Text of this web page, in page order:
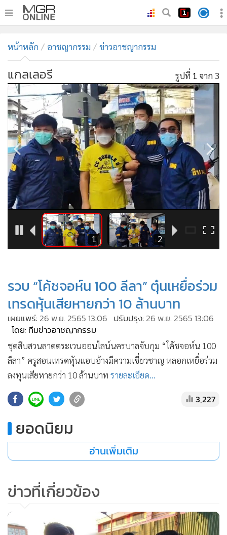
ทันเหตุการณ์
• ภาคใต้
• ภูมิภาค
• Online Section
• บันเทิง
• ผู้จัดการรายวัน
• คอลัมนิสต์
• ละคร
• CbizReview
• Cyber BIZ
• ผู้จัดกวน
Good health & Well-being
Green Innovation & SD
• Infographic
• การเมือง
• ท่องเที่ยว
• ต่างประเทศ
Special Scoop
เศรษฐกิจ-ธุรกิจ
• จีน
อาชญากรรม
• เกม
• SMEs
•
หุ้น
• อินโดจีน
รวบ “โค้ชจอห์น 100 ลีลา” ตุ๋นเหยื่อร่วม
เทรดหุ้นเสียหายกว่า 10 ล้านบาท
เผยแพร่: 26 พ.ย. 2565 13:06 ปรับปรุง: 26 พ.ย. 2565 13:06
โดย: ทีมข่าวอาชญากรรม
ชุดสืบสวนลาดตระเวนออนไลน์นครบาลจับกุม “โค้ชจอห์น 100
ลีลา” ครูสอนเทรดหุ้นแอบอ้างมีความเชี่ยวชาญ หลอกเหยื่อร่วม
ลงทุนเสียหายกว่า 10 ล้านบาท รายละเอียด...
3,227
ยอดนิยม
อ่านเพิ่มเติม
ข่าวที่เกี่ยวข้อง
หน้าหลัก อาชญากรรม ข่าวอาชญากรรม
แกลเลอรี รูปที่ 1 จาก 3
1 2